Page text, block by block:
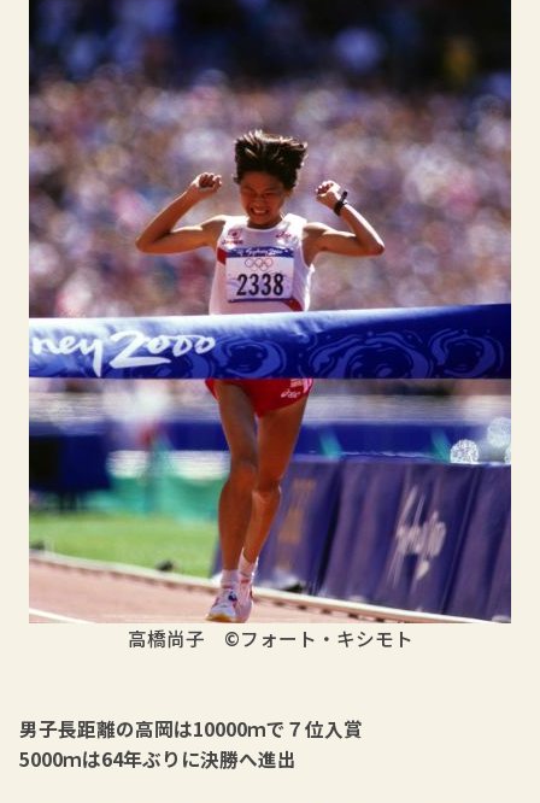
高橋尚子 ©フォート・キシモト
男子長距離の高岡は10000ｍで７位入賞
5000ｍは64年ぶりに決勝へ進出